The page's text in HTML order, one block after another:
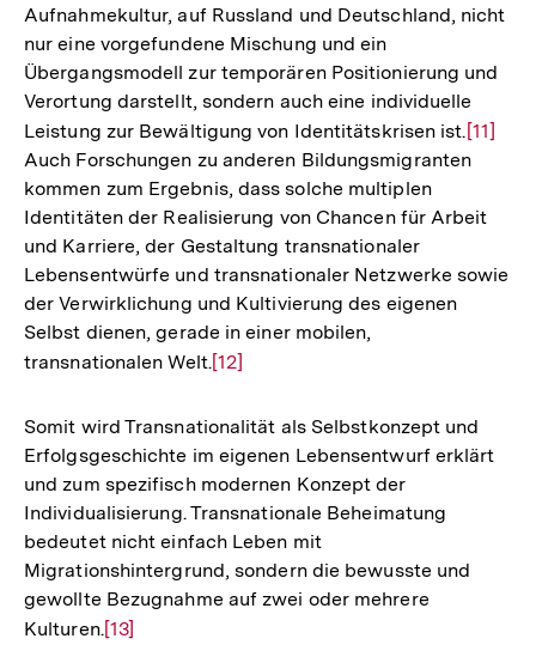
Aufnahmekultur, auf Russland und Deutschland, nicht
nur eine vorgefundene Mischung und ein
Übergangsmodell zur temporären Positionierung und
Verortung darstellt, sondern auch eine individuelle
Leistung zur Bewältigung von Identitätskrisen ist. Zur
[11]
Auch Forschungen zu anderen Bildungsmigranten
kommen zum Ergebnis, dass solche multiplen
Identitäten der Realisierung von Chancen für Arbeit
und Karriere, der Gestaltung transnationaler
Lebensentwürfe und transnationaler Netzwerke sowie
der Verwirklichung und Kultivierung des eigenen
Selbst dienen, gerade in einer mobilen,
transnationalen Welt.Zur
der
Fußnote
[12]
Somit wird Transnationalität als Selbstkonzept und
Erfolgsgeschichte im eigenen Lebensentwurf erklärt
und zum spezifisch modernen Konzept der
Individualisierung. Transnationale Beheimatung
bedeutet nicht einfach Leben mit
Migrationshintergrund, sondern die bewusste und
gewollte Bezugnahme auf zwei oder mehrere
Kulturen.Zur
[13]